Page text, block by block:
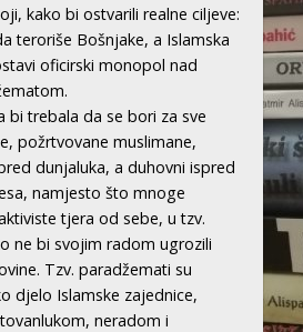
kako bi ostvarili realne ciljeve:
teroriše Bošnjake, a Islamska
oficirski monopol nad
bi trebala da se bori za sve
požrtvovane muslimane,
dunjaluka, a duhovni ispred
namjesto što mnoge
tjera od sebe, u tzv.
ne bi svojim radom ugrozili
Tzv. paradžemati su
djelo Islamske zajednice,
neradom i